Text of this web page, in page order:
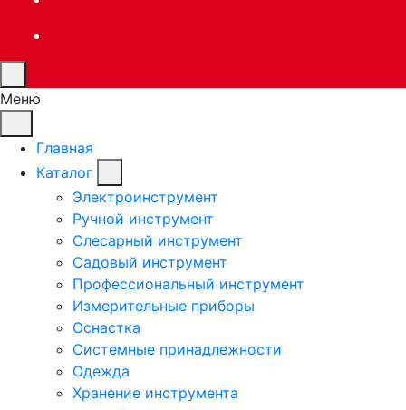
Меню
Главная
Каталог
Электроинструмент
Ручной инструмент
Слесарный инструмент
Садовый инструмент
Профессиональный инструмент
Измерительные приборы
Оснастка
Системные принадлежности
Одежда
Хранение инструмента